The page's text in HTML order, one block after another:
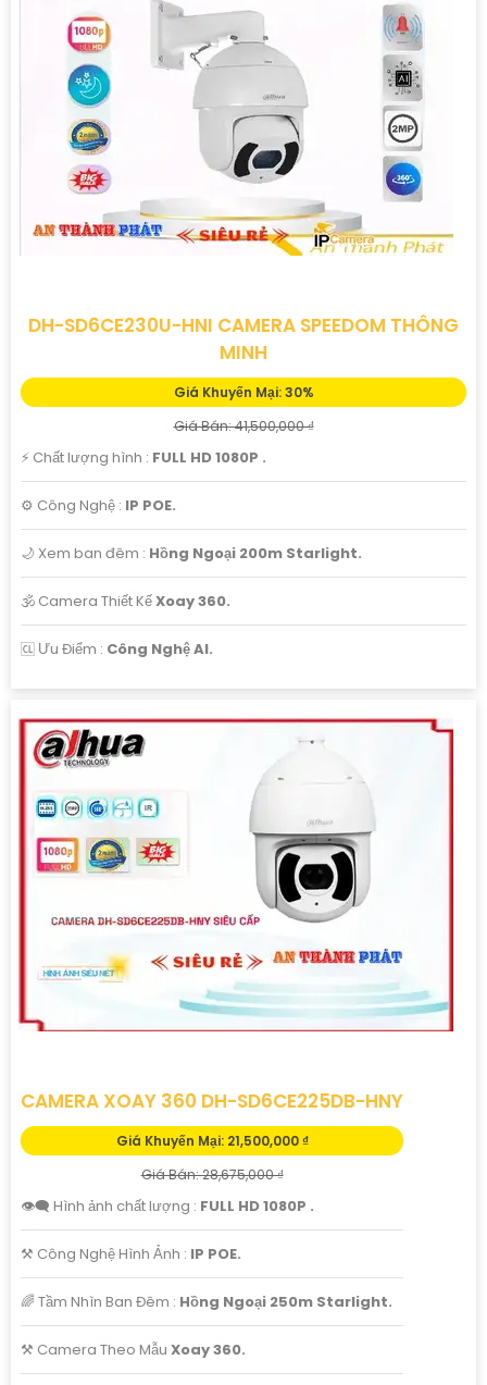
DH-SD6CE230U-HNI CAMERA SPEEDOM THÔNG
MINH
Giá Khuyến Mại: 30%
Giá Bán: 41,500,000 ₫
️⚡ Chất lượng hình : FULL HD 1080P .
⚙ Công Nghệ : IP POE.
🌙 Xem ban đêm : Hồng Ngoại 200m Starlight.
🕉️ Camera Thiết KếXoay 360.
️🆑 Ưu Điểm : Công Nghệ AI.
CAMERA XOAY 360 DH-SD6CE225DB-HNY
Giá Khuyến Mại: 21,500,000 ₫
Giá Bán: 28,675,000 ₫
👁️‍🗨 Hình ảnh chất lượng : FULL HD 1080P .
⚒ Công Nghệ Hình Ảnh : IP POE.
🌈 Tầm Nhìn Ban Đêm : Hồng Ngoại 250m Starlight.
⚒ Camera Theo Mẫu Xoay 360.